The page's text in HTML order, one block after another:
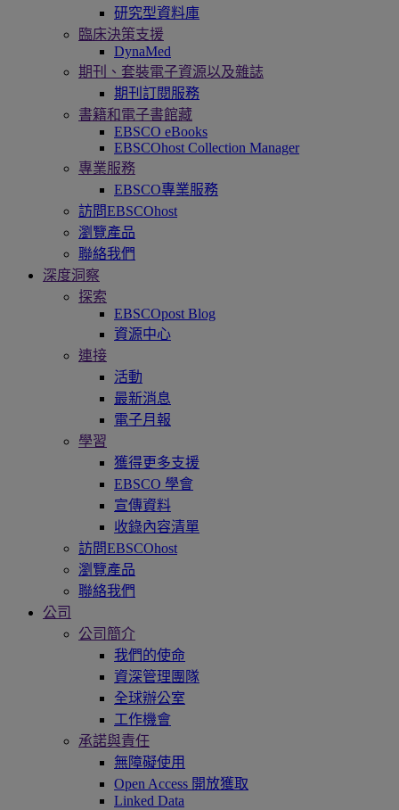
研究型資料庫
臨床決策支援
DynaMed
期刊、套裝電子資源以及雜誌
期刊訂閱服務
書籍和電子書館藏
EBSCO eBooks
EBSCOhost Collection Manager
專業服務
EBSCO專業服務
訪問EBSCOhost
瀏覽產品
聯絡我們
深度洞察
探索
EBSCOpost Blog
資源中心
連接
活動
最新消息
電子月報
學習
獲得更多支援
EBSCO 學會
宣傳資料
收錄內容清單
訪問EBSCOhost
瀏覽產品
聯絡我們
公司
公司簡介
我們的使命
資深管理團隊
全球辦公室
工作機會
承諾與責任
無障礙使用
Open Access 開放獲取
Linked Data